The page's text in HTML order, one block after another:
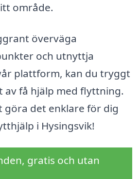
område.
överväga
och utnyttja
plattform, kan du tryggt
av få hjälp med flyttning.
göra det enklare för dig
i Hysingsvik!
gratis och utan